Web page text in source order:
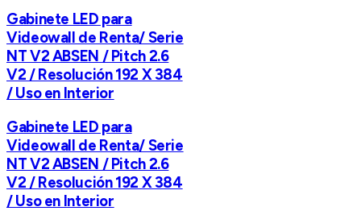
Gabinete LED para
Videowall de Renta/ Serie
NT V2 ABSEN / Pitch 2.6
V2 / Resolución 192 X 384
/ Uso en Interior
Gabinete LED para
Videowall de Renta/ Serie
NT V2 ABSEN / Pitch 2.6
V2 / Resolución 192 X 384
/ Uso en Interior